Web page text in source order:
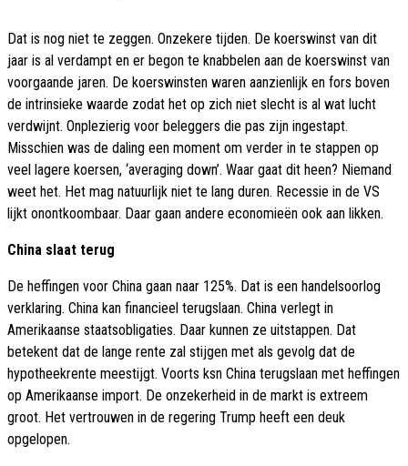
Dat is nog niet te zeggen. Onzekere tijden. De koerswinst van dit
jaar is al verdampt en er begon te knabbelen aan de koerswinst van
voorgaande jaren. De koerswinsten waren aanzienlijk en fors boven
de intrinsieke waarde zodat het op zich niet slecht is al wat lucht
verdwijnt. Onplezierig voor beleggers die pas zijn ingestapt.
Misschien was de daling een moment om verder in te stappen op
veel lagere koersen, ‘averaging down’. Waar gaat dit heen? Niemand
weet het. Het mag natuurlijk niet te lang duren. Recessie in de VS
lijkt onontkoombaar. Daar gaan andere economieën ook aan likken.
China slaat terug
De heffingen voor China gaan naar 125%. Dat is een handelsoorlog
verklaring. China kan financieel terugslaan. China verlegt in
Amerikaanse staatsobligaties. Daar kunnen ze uitstappen. Dat
betekent dat de lange rente zal stijgen met als gevolg dat de
hypotheekrente meestijgt. Voorts ksn China terugslaan met heffingen
op Amerikaanse import. De onzekerheid in de markt is extreem
groot. Het vertrouwen in de regering Trump heeft een deuk
opgelopen.